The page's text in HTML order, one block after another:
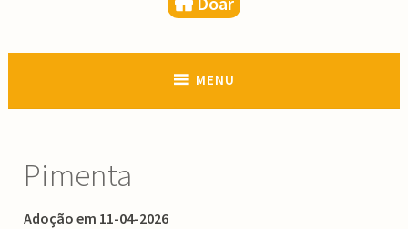
MENU
Pimenta
Adoção em 11-04-2026